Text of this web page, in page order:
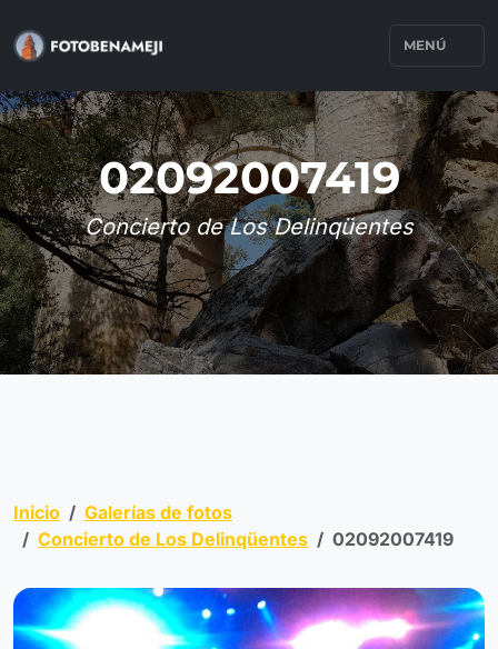
MENÚ
02092007419
Concierto de Los Delinqüentes
Inicio
Galerías de fotos
Concierto de Los Delinqüentes
02092007419